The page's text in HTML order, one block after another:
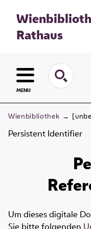
Rathaus
MENU
Wienbibliothek →
Persistent Identifier
Um dieses digitale
Sie bitte folgenden